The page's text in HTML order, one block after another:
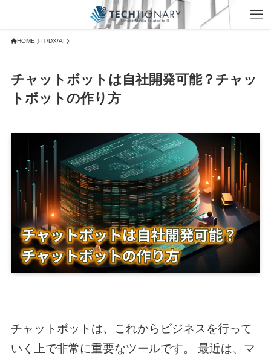
HOME IT/DX/AI
チャットボットは自社開発可能？チャッ
トボットの作り方
チャットボットは、これからビジネスを行って
いく上で非常に重要なツールです。 最近は、マ